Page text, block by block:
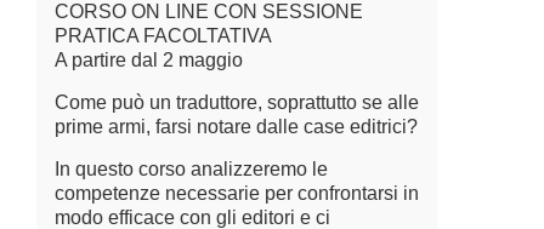
CORSO ON LINE CON SESSIONE
PRATICA FACOLTATIVA
A partire dal 2 maggio
Come può un traduttore, soprattutto se alle
prime armi, farsi notare dalle case editrici?
In questo corso analizzeremo le
competenze necessarie per confrontarsi in
modo efficace con gli editori e ci